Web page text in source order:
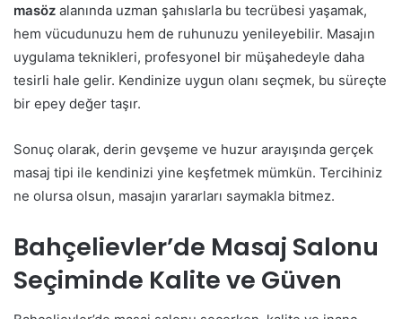
masöz alanında uzman şahıslarla bu tecrübesi yaşamak,
hem vücudunuzu hem de ruhunuzu yenileyebilir. Masajın
uygulama teknikleri, profesyonel bir müşahedeyle daha
tesirli hale gelir. Kendinize uygun olanı seçmek, bu süreçte
bir epey değer taşır.
Sonuç olarak, derin gevşeme ve huzur arayışında gerçek
masaj tipi ile kendinizi yine keşfetmek mümkün. Tercihiniz
ne olursa olsun, masajın yararları saymakla bitmez.
Bahçelievler’de Masaj Salonu
Seçiminde Kalite ve Güven